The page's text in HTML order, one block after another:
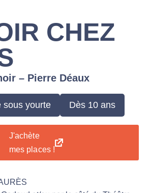
CHEZ
– Pierre Déaux
sous yourte Dès 10 ans
J'achète
mes places !